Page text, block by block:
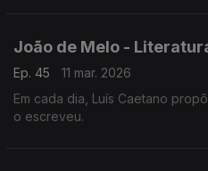
João de Melo -
Ep. 45
11 mar. 2026
Em cada dia, Luís Caetano
o escreveu.